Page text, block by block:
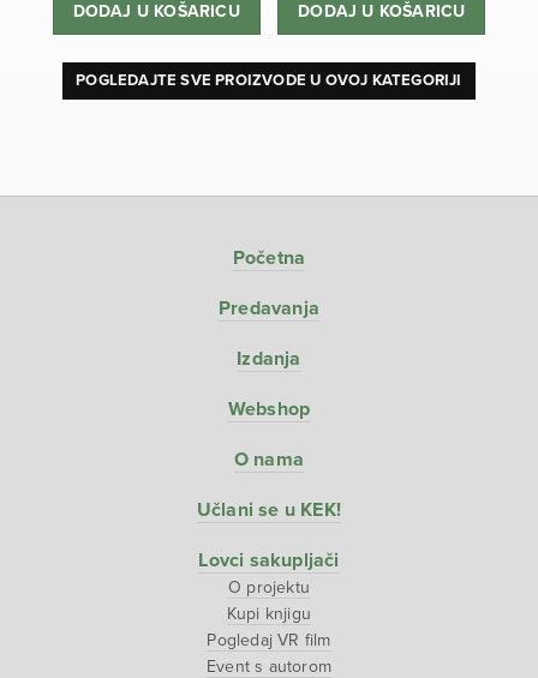
DODAJ U KOŠARICU DODAJ U KOŠARICU
POGLEDAJTE SVE PROIZVODE U OVOJ KATEGORIJI
Početna
Predavanja
Izdanja
Webshop
O nama
Učlani se u KEK!
Lovci sakupljači
O projektu
Kupi knjigu
Pogledaj VR film
Event s autorom